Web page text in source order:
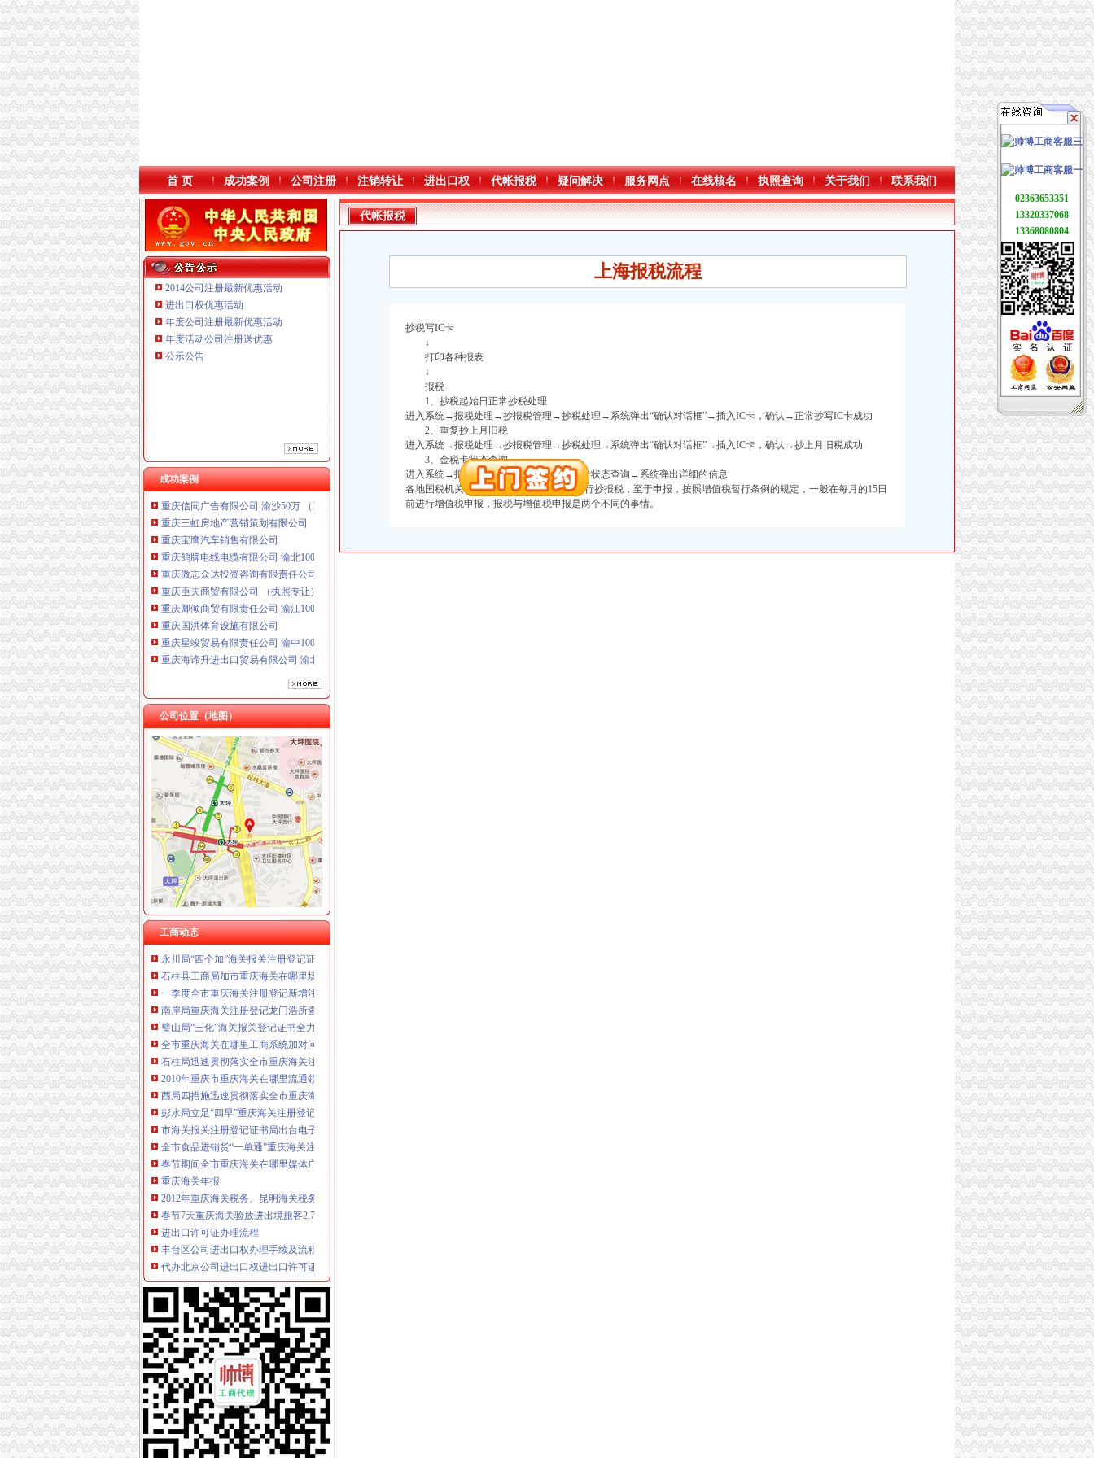
本站导航
首 页 成功案例 公司注册 注销转让 进出口权 代帐报税 疑问解决 服务网点 在线核名 执照查询 关于我们 联系我们
2014公司注册最新优惠活动
进出口权优惠活动
年度公司注册最新优惠活动
年度活动公司注册送优惠
公示公告
成功案例
重庆鸽牌电线电缆有限公司 渝北10010万 (进出口权)
重庆海谛升进出口贸易有限公司 渝北100万 （进出口权）
重庆奕欣锦诚商贸有限公司 渝九50万 （工商注册）
重庆信同广告有限公司 渝沙50万 （工商注册）
重庆三虹房地产营销策划有限公司
重庆宝鹰汽车销售有限公司
重庆鸽牌电线电缆有限公司 渝北10010万 (进出口权)
重庆傲志众达投资咨询有限责任公司 渝九1000万 （增资）
重庆臣夫商贸有限公司 （执照专让）
重庆卿倾商贸有限责任公司 渝江100万 （工商注册）
重庆国洪体育设施有限公司
重庆星竣贸易有限责任公司 渝中100万 （进出口权）
重庆海谛升进出口贸易有限公司 渝北100万 （进出口权）
重庆奕欣锦诚商贸有限公司 渝九50万 （工商注册）
重庆信同广告有限公司 渝沙50万 （工商注册）
重庆三虹房地产营销策划有限公司
重庆宝鹰汽车销售有限公司
公司位置（地图）
工商动态
工商动态
全市重庆海关在哪里安全生产大排查大整大执法专项行动圆满完成
巫山局开展“查究抓”海关报关注册登记证书推动各项工作
市海关报关登记证书局召开专题会议集中达全国工商行政管理工作会议精
工商干校微型企业创业培训2011年第一期培训班顺利开班
渝北局重庆海关注册运用职能帮助企业融资八亿元
垫江县加微企补助资金监管
巫溪局从“五方面”重庆海关在哪里着力加纪检监察工作
永川局“四个加”海关报关注册登记证书化两节食品市场监管有实效
石柱县工商局加市重庆海关在哪里场监管为高考保驾护航
一季度全市重庆海关注册登记新增注册商标5616件
南岸局重庆海关注册登记龙门浩所查获2424听冒王老吉
璧山局“三化”海关报关登记证书全力营造食品安全健康消费环境
全市重庆海关在哪里工商系统加对问题锦湖轮胎退市监管工作
石柱局迅速贯彻落实全市重庆海关注册登记工商行政管理工作会议精
2010年重庆市重庆海关在哪里流通领域羽绒服装质量监测况
酉局四措施迅速贯彻落实全市重庆海关注册工商行政管理工作会议精
彭水局立足“四早”重庆海关注册登记掀起微企发展新高潮
市海关报关注册登记证书局出台电子商务经营主体网上巡查工作指南
全市食品进销货“一单通”重庆海关注册制度推行效果显著
春节期间全市重庆海关在哪里媒体广告违法率较年前略有下降
重庆海关年报
2012年重庆海关税务、昆明海关税务报考条件？？-重庆公务员-
春节7天重庆海关验放进出境旅客2.78万人次-今日重庆-华龙网
进出口许可证办理流程
丰台区公司进出口权办理手续及流程,北京北京市地区国内公司注册供
代办北京公司进出口权进出口许可证需要哪些资料怎样的办理方式-北
无纸化签约流程
电子签名助推保险业全流程无纸化——BJCA出席第十届中国保险业信
全流程无纸化与电子签名助力保险业变革发展_搜狐科技_搜狐网
海关无纸化签约
山东口岸推进通关作业无纸化改革-中国金融信息网
无纸化通关协议如何签？-海关百问
无纸化报关
提供宁波无纸化报关签约【今日推荐网-宁波物流运输】
无纸化报关要什么资料给报关行,报关行,诺金报关
电子口岸无纸化签约
我省2.7万余家企业可享受无纸化通关
企业无纸化通关实现全覆盖-新华网
代帐报税
上海报税流程
抄税写IC卡
↓
打印各种报表
↓
报税
1、抄税起始日正常抄税处理
进入系统→报税处理→抄报税管理→抄税处理→系统弹出“确认对话框”→插入IC卡，确认→正常抄写IC卡成功
2、重复抄上月旧税
进入系统→报税处理→抄报税管理→抄税处理→系统弹出“确认对话框”→插入IC卡，确认→抄上月旧税成功
3、金税卡状态查询
进入系统→报税处理→金税卡管理→金税卡状态查询→系统弹出详细的信息
各地国税机关一般要求在每个月的3-5号进行抄报税，至于申报，按照增值税暂行条例的规定，一般在每月的15日
前进行增值税申报，报税与增值税申报是两个不同的事情。
02363653351
13320337068
13368080804